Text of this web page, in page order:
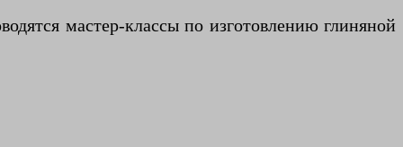
мастер-классы по изготовлению глиняной